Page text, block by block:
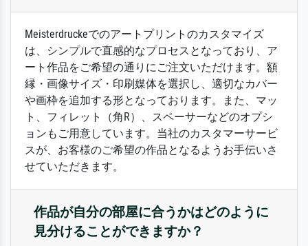
Meisterdruckeでのアートプリントのカスタマイズ
は、シンプルで直感的なプロセスとなっており、ア
ート作品をご希望の通りにご注文いただけます。額
縁・画像サイズ・印刷媒体を選択し、適切なカバー
や画枠を追加する形となっております。また、マッ
ト、フィレット（角R）、スペーサーなどのオプシ
ョンもご用意しています。当社のカスタマーサービ
スが、お客様のご希望の作品となるようお手伝いさ
せていただきます。
作品が自分の部屋に合うかはどのように
見分けることができますか？